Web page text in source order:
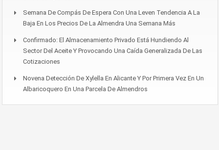
Semana De Compás De Espera Con Una Leven Tendencia A La
Baja En Los Precios De La Almendra Una Semana Más
Confirmado: El Almacenamiento Privado Está Hundiendo Al
Sector Del Aceite Y Provocando Una Caída Generalizada De Las
Cotizaciones
Novena Detección De Xylella En Alicante Y Por Primera Vez En Un
Albaricoquero En Una Parcela De Almendros